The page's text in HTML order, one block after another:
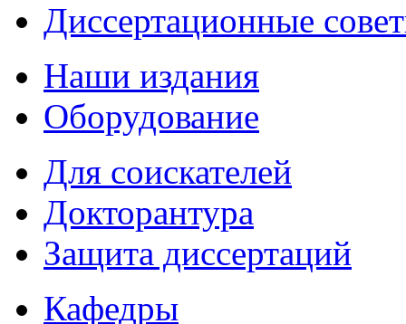
Диссертационные
Наши издания
Оборудование
Для соискателей
Докторантура
Защита диссертаций
Кафедры